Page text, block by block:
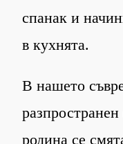
спанак и
в кухнята.
В нашето
разпространен
родина се